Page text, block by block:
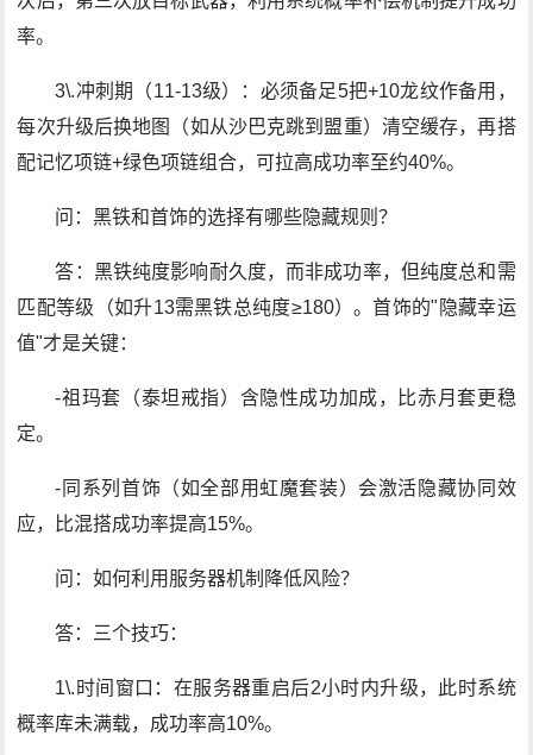
率。
3\.冲刺期（11-13级）：必须备足5把+10龙纹作备用，
每次升级后换地图（如从沙巴克跳到盟重）清空缓存，再搭
配记忆项链+绿色项链组合，可拉高成功率至约40%。
问：黑铁和首饰的选择有哪些隐藏规则？
答：黑铁纯度影响耐久度，而非成功率，但纯度总和需
匹配等级（如升13需黑铁总纯度≥180）。首饰的"隐藏幸运
值"才是关键：
-祖玛套（泰坦戒指）含隐性成功加成，比赤月套更稳
定。
-同系列首饰（如全部用虹魔套装）会激活隐藏协同效
应，比混搭成功率提高15%。
问：如何利用服务器机制降低风险？
答：三个技巧：
1\.时间窗口：在服务器重启后2小时内升级，此时系统
概率库未满载，成功率高10%。